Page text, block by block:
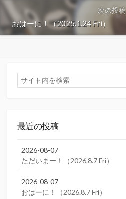
次の投稿
おはーに！（2025.1.24 Fri）
検
索
最近の投稿
2026-08-07
ただいまー！（2026.8.7 Fri）
2026-08-07
おはーに！（2026.8.7 Fri）